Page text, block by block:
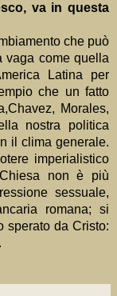
va in questa
che può
vaga come quella
Latina per
che un fatto
Morales,
nostra politica
il clima generale.
imperialistico
non è più
sessuale,
romana; si
sperato da Cristo: